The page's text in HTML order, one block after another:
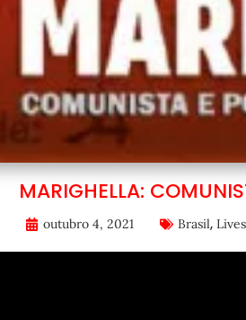
MARIGHELLA:
outubro 4, 2021 Brasil,